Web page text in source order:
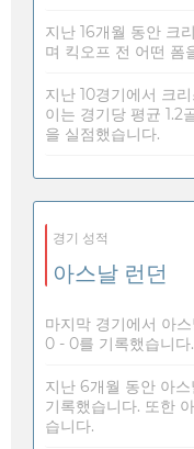
지난 16개월 동안 크
며 킥오프 전 어떤 폼
지난 10경기에서 크
이는 경기당 평균 1.2
을 실점했습니다.
경기 성적
아스날 런던
마지막 경기에서 아
0 - 0를 기록했습니다.
지난 6개월 동안 아
기록했습니다. 또한
습니다.